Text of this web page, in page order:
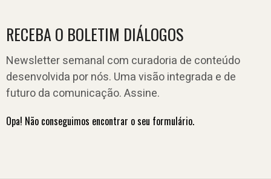
RECEBA O BOLETIM DIÁLOGOS
Newsletter semanal com curadoria de conteúdo
desenvolvida por nós. Uma visão integrada e de
futuro da comunicação. Assine.
Opa! Não conseguimos encontrar o seu formulário.